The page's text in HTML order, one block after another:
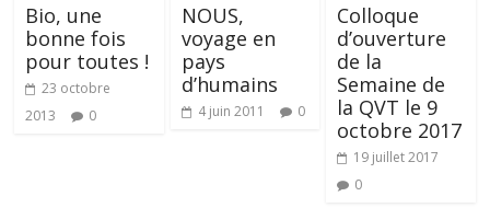
Bio, une
bonne fois
pour toutes !
23 octobre
2013
0
NOUS,
voyage en
pays
d’humains
4 juin 2011 0
Colloque
d’ouverture
de la
Semaine de
la QVT le 9
octobre 2017
19 juillet 2017
0